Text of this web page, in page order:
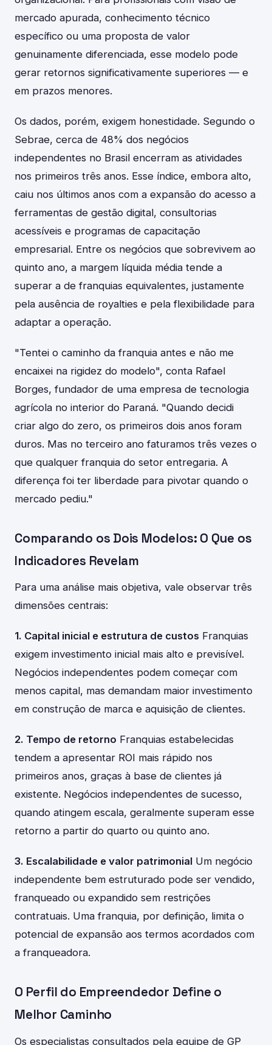
mercado apurada, conhecimento técnico
específico ou uma proposta de valor
genuinamente diferenciada, esse modelo pode
gerar retornos significativamente superiores — e
em prazos menores.
Os dados, porém, exigem honestidade. Segundo o
Sebrae, cerca de 48% dos negócios
independentes no Brasil encerram as atividades
nos primeiros três anos. Esse índice, embora alto,
caiu nos últimos anos com a expansão do acesso a
ferramentas de gestão digital, consultorias
acessíveis e programas de capacitação
empresarial. Entre os negócios que sobrevivem ao
quinto ano, a margem líquida média tende a
superar a de franquias equivalentes, justamente
pela ausência de royalties e pela flexibilidade para
adaptar a operação.
"Tentei o caminho da franquia antes e não me
encaixei na rigidez do modelo", conta Rafael
Borges, fundador de uma empresa de tecnologia
agrícola no interior do Paraná. "Quando decidi
criar algo do zero, os primeiros dois anos foram
duros. Mas no terceiro ano faturamos três vezes o
que qualquer franquia do setor entregaria. A
diferença foi ter liberdade para pivotar quando o
mercado pediu."
Comparando os Dois Modelos: O Que os
Indicadores Revelam
Para uma análise mais objetiva, vale observar três
dimensões centrais:
1. Capital inicial e estrutura de custos Franquias
exigem investimento inicial mais alto e previsível.
Negócios independentes podem começar com
menos capital, mas demandam maior investimento
em construção de marca e aquisição de clientes.
2. Tempo de retorno Franquias estabelecidas
tendem a apresentar ROI mais rápido nos
primeiros anos, graças à base de clientes já
existente. Negócios independentes de sucesso,
quando atingem escala, geralmente superam esse
retorno a partir do quarto ou quinto ano.
3. Escalabilidade e valor patrimonial Um negócio
independente bem estruturado pode ser vendido,
franqueado ou expandido sem restrições
contratuais. Uma franquia, por definição, limita o
potencial de expansão aos termos acordados com
a franqueadora.
O Perfil do Empreendedor Define o
Melhor Caminho
Os especialistas consultados pela equipe de GP